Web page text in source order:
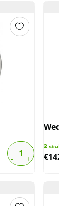
3
€